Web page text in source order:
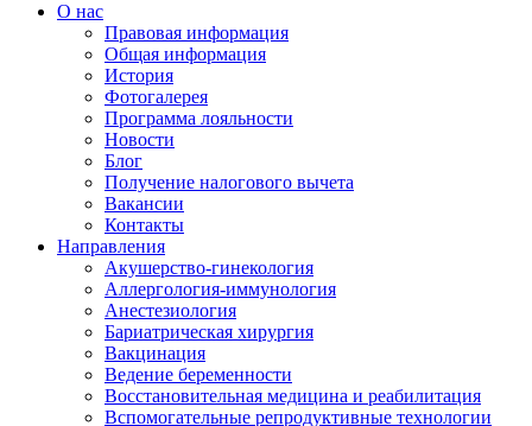
О нас
Правовая информация
Общая информация
История
Фотогалерея
Программа лояльности
Новости
Блог
Получение налогового вычета
Вакансии
Контакты
Направления
Акушерство-гинекология
Аллергология-иммунология
Анестезиология
Бариатрическая хирургия
Вакцинация
Ведение беременности
Восстановительная медицина и реабилитация
Вспомогательные репродуктивные технологии